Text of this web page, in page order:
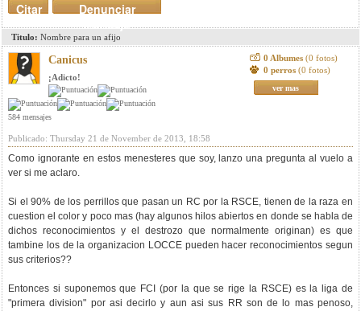
Denunciar
mensaje
Citar
Titulo: Nombre para un afijo
Canicus
¡Adicto!
584 mensajes
0 Albumes (0 fotos)
0 perros (0 fotos)
ver mas
Publicado: Thursday 21 de November de 2013, 18:58
Como ignorante en estos menesteres que soy, lanzo una pregunta al vuelo a
ver si me aclaro.
Si el 90% de los perrillos que pasan un RC por la RSCE, tienen de la raza en
cuestion el color y poco mas (hay algunos hilos abiertos en donde se habla de
dichos reconocimientos y el destrozo que normalmente originan) es que
tambine los de la organizacion LOCCE pueden hacer reconocimientos segun
sus criterios??
Entonces si suponemos que FCI (por la que se rige la RSCE) es la liga de
"primera division" por asi decirlo y aun asi sus RR son de lo mas penoso,